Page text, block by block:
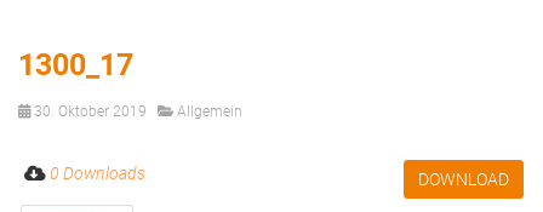
1300_17
30. Oktober 2019 Allgemein
DOWNLOAD
0 Downloads